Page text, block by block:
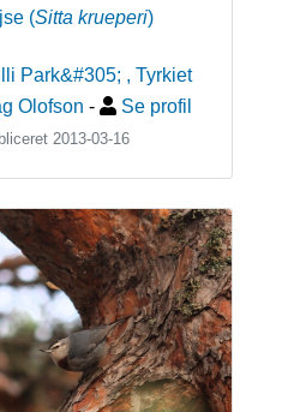
(Sitta krueperi)
Park&#305; , Tyrkiet
Olofson - Se profil
2013-03-16